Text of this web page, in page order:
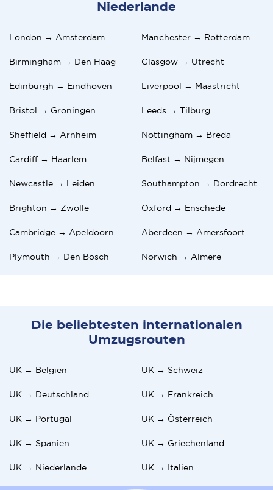
Niederlande
London → Amsterdam Manchester → Rotterdam
Birmingham → Den Haag Glasgow → Utrecht
Edinburgh → Eindhoven Liverpool → Maastricht
Bristol → Groningen Leeds → Tilburg
Sheffield → Arnheim Nottingham → Breda
Cardiff → Haarlem Belfast → Nijmegen
Newcastle → Leiden Southampton → Dordrecht
Brighton → Zwolle Oxford → Enschede
Cambridge → Apeldoorn Aberdeen → Amersfoort
Plymouth → Den Bosch Norwich → Almere
Die beliebtesten internationalen
Umzugsrouten
UK → Belgien UK → Schweiz
UK → Deutschland UK → Frankreich
UK → Portugal UK → Österreich
UK → Spanien UK → Griechenland
UK → Niederlande UK → Italien